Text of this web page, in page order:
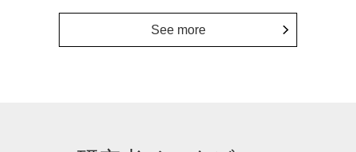
See more